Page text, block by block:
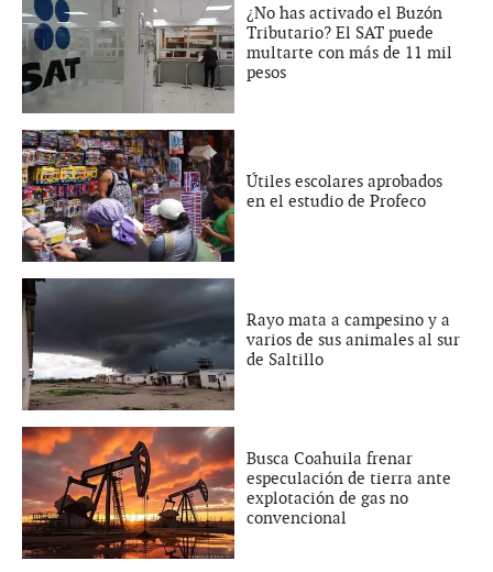
¿No has activado el Buzón
Tributario? El SAT puede
multarte con más de 11 mil
pesos
Útiles escolares aprobados
en el estudio de Profeco
Rayo mata a campesino y a
varios de sus animales al sur
de Saltillo
Busca Coahuila frenar
especulación de tierra ante
explotación de gas no
convencional